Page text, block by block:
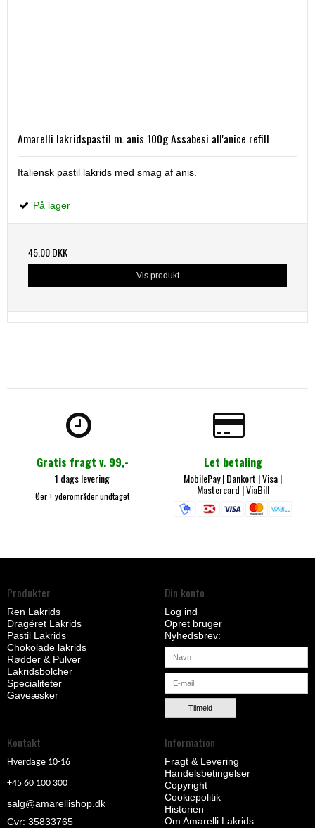
Amarelli lakridspastil m. anis 100g Assabesi all'anice refill
Italiensk pastil lakrids med smag af anis.
På lager
45,00 DKK
Vis produkt
Gratis fragt v. 99,-
1 dags levering
Øer + yderområder undtaget
Let betaling
MobilePay| Dankort |Visa |
Mastercard |ViaBill
Produkter
Ren Lakrids
Dragéret Lakrids
Pastil Lakrids
Chokolade lakrids
Rødder & Pulver
Lakridsbolcher
Specialiteter
Gaveæsker
Din konto
Log ind
Opret bruger
Nyhedsbrev
Tilmeld
Kontakt
Hverdage 10-16
+45 60 100 300
salg@amarellishop.dk
Cvr: 35833765
Information
Fragt & Levering
Handelsbetingelser
Copyright
Cookiepolitik
Historien
Om Amarelli Lakrids